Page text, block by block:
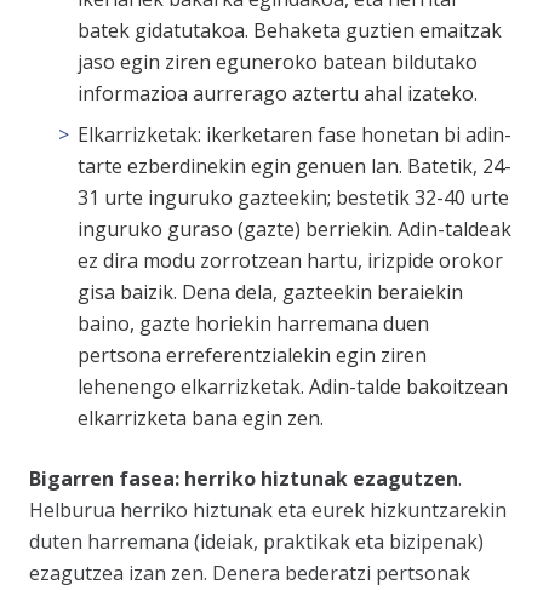
batek gidatutakoa. Behaketa guztien emaitzak
jaso egin ziren eguneroko batean bildutako
informazioa aurrerago aztertu ahal izateko.
Elkarrizketak: ikerketaren fase honetan bi adin-
tarte ezberdinekin egin genuen lan. Batetik, 24-
31 urte inguruko gazteekin; bestetik 32-40 urte
inguruko guraso (gazte) berriekin. Adin-taldeak
ez dira modu zorrotzean hartu, irizpide orokor
gisa baizik. Dena dela, gazteekin beraiekin
baino, gazte horiekin harremana duen
pertsona erreferentzialekin egin ziren
lehenengo elkarrizketak. Adin-talde bakoitzean
elkarrizketa bana egin zen.
Bigarren fasea: herriko hiztunak ezagutzen.
Helburua herriko hiztunak eta eurek hizkuntzarekin
duten harremana (ideiak, praktikak eta bizipenak)
ezagutzea izan zen. Denera bederatzi pertsonak